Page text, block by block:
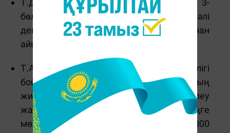
Т.Д және Т.Ә - ҚК-нің 366-бабының 3-
бөлігінің 2,4) тармақтары бойынша кінәлі
деп танылып, 6 жылға бас бостандығынан
айыру жазасы тағайындалды.
Т.А және А.С - ҚК-нің 367-бабының 2-бөлігі
бойынша кінәлі деп танылып, параның
жиырма есе көлемінде айыппұл төлеу
жазасы кесілді: Т.А - 35 000 000 теңге
мөлшерінде айыппұл; А.С - 70 000 000